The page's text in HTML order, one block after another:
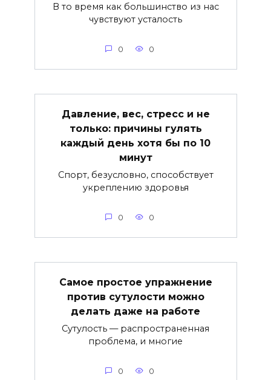
В то время как большинство из нас
чувствуют усталость
0 0
Давление, вес, стресс и не
только: причины гулять
каждый день хотя бы по 10
минут
Спорт, безусловно, способствует
укреплению здоровья
0 0
Самое простое упражнение
против сутулости можно
делать даже на работе
Сутулость — распространенная
проблема, и многие
0 0